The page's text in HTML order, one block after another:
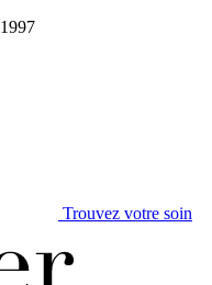
Trouvez votre soin